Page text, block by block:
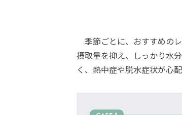
季節ごとに、おすすめの
摂取量を抑え、しっかり水
く、熱中症や脱水症状が心